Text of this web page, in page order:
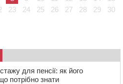
серпня обмежать рух
вулицях
23 24 25 26 27 28 29
30
для пенсії: як його
потрібно знати